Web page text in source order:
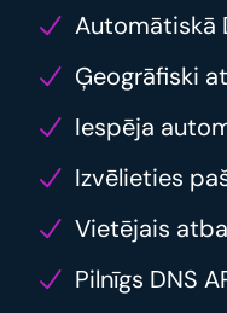
Automātiskā
Ģeogrāfiski
Iespēja
Izvēlieties
Vietējais
Pilnīgs DNS